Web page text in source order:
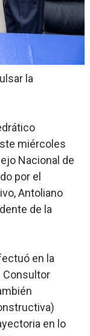
de la Provincia
de Premios
sus cuatro
los mil
la
miércoles
Nacional de
por el
Antoliano
de la
en la
Consultor
en lo